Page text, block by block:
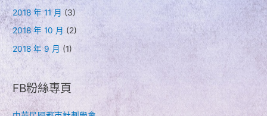
2018 年 11 月 (3)
2018 年 10 月 (2)
2018 年 9 月 (1)
FB粉絲專頁